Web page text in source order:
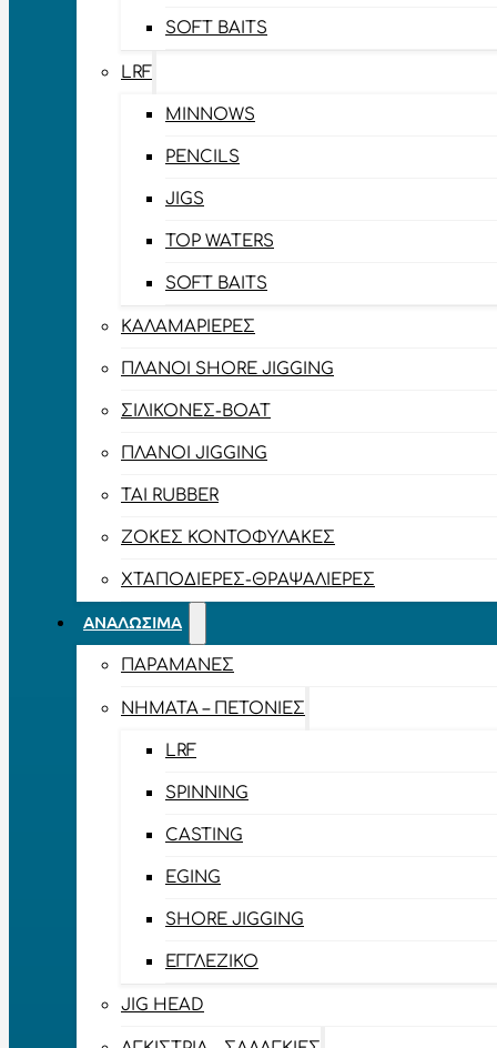
SOFT BAITS
LRF
MINNOWS
PENCILS
JIGS
TOP WATERS
SOFT BAITS
ΚΑΛΑΜΑΡΙΈΡΕΣ
ΠΛΆΝΟΙ SHORE JIGGING
ΣΙΛΙΚΌΝΕΣ-BOAT
ΠΛΆΝΟΙ JIGGING
TAI RUBBER
ΖΌΚΕΣ ΚΟΝΤΟΦΎΛΑΚΕΣ
ΧΤΑΠΟΔΙΈΡΕΣ-ΘΡΑΨΑΛΙΈΡΕΣ
ΑΝΑΛΏΣΙΜΑ
ΠΑΡΑΜΆΝΕΣ
ΝΉΜΑΤΑ – ΠΕΤΟΝΙΈΣ
LRF
SPINNING
CASTING
EGING
SHORE JIGGING
ΕΓΓΛΈΖΙΚΟ
JIG HEAD